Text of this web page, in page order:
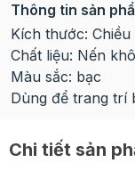
Thông tin sản
Kích thước:
Chất liệu: Nến
Màu sắc: bạc
Dùng để trang trí
Chi tiết sản